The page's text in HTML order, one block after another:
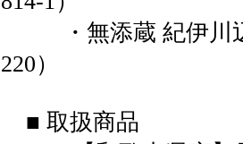
・無添蔵 紀伊川辺
220）
■ 取扱商品